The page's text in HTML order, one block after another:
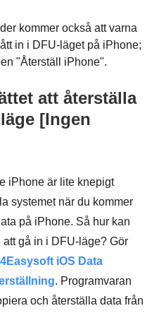
kommer också att varna
in i DFU-läget på iPhone;
"Återställ iPhone".
att återställa
[Ingen
iPhone är lite knepigt
systemet när du kommer
på iPhone. Så hur kan
gå in i DFU-läge? Gör
4Easysoft iOS Data
. Programvaran
och återställa data från